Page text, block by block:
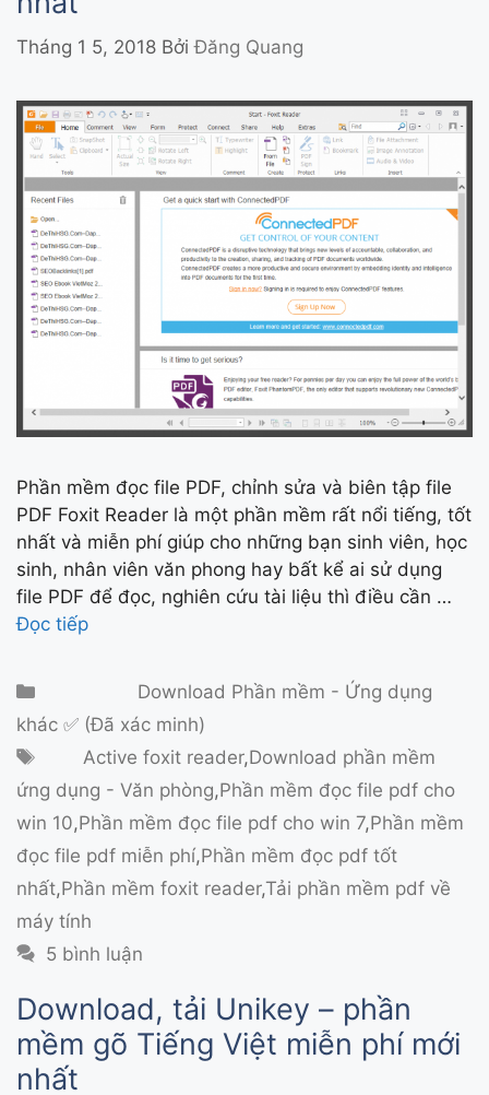
Tháng 1 5, 2018 BởiĐăng Quang
Phần mềm đọc file PDF, chỉnh sửa và biên tập file
PDF Foxit Reader là một phần mềm rất nổi tiếng, tốt
nhất và miễn phí giúp cho những bạn sinh viên, học
sinh, nhân viên văn phong hay bất kể ai sử dụng
file PDF để đọc, nghiên cứu tài liệu thì điều cần …
Đọc tiếp
Danh mụcDownload Phần mềm - Ứng dụng
khác ✅ (Đã xác minh)
ThẻActive foxit reader,Download phần mềm
ứng dụng - Văn phòng,Phần mềm đọc file pdf cho
win 10,Phần mềm đọc file pdf cho win 7,Phần mềm
đọc file pdf miễn phí,Phần mềm đọc pdf tốt
nhất,Phần mềm foxit reader,Tải phần mềm pdf về
máy tính
5 bình luận
Download, tải Unikey – phần
mềm gõ Tiếng Việt miễn phí mới
nhất